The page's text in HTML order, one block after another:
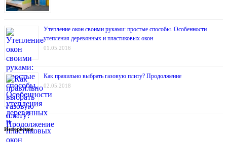
Утепление окон своими руками: простые способы. Особенности
утепления деревянных и пластиковых окон
01.05.2016
Как правильно выбрать газовую плиту? Продолжение
02.05.2018
Интересное